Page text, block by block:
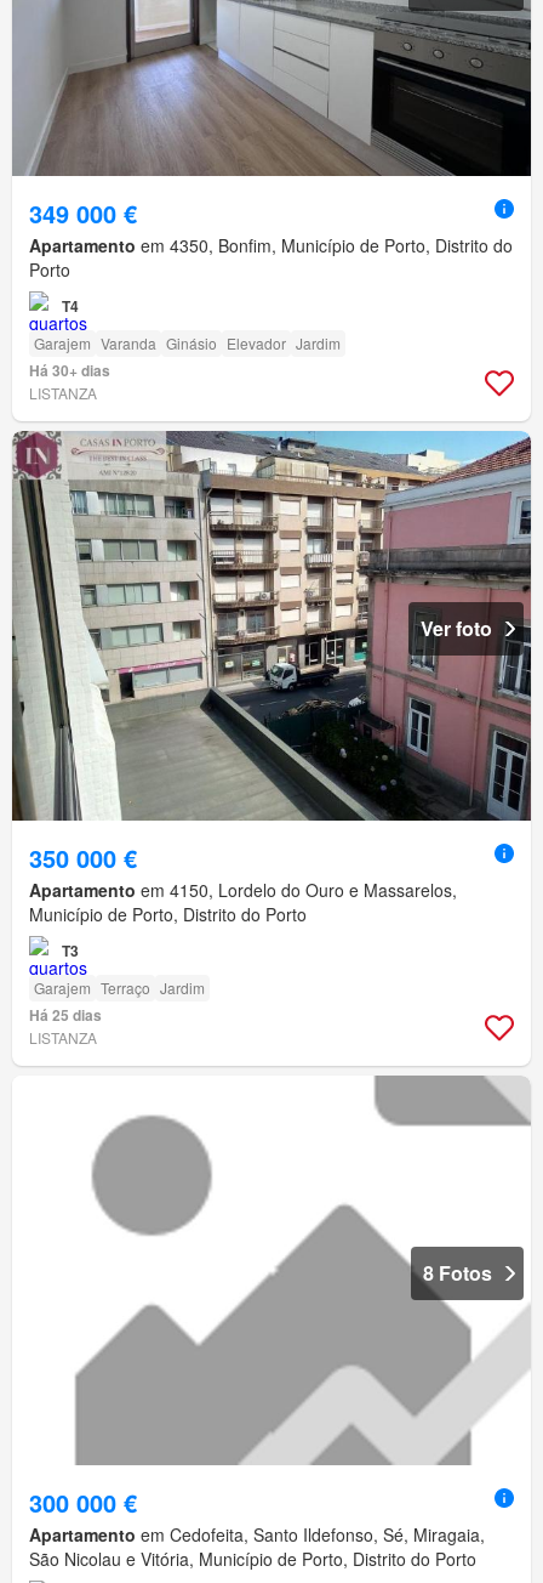
349 000 €
Apartamento em 4350, Bonfim, Município de Porto, Distrito do
Porto
T4
Garajem Varanda Ginásio Elevador Jardim
Há 30+ dias
LISTANZA
Ver foto
350 000 €
Apartamento em 4150, Lordelo do Ouro e Massarelos,
Município de Porto, Distrito do Porto
T3
Garajem Terraço Jardim
Há 25 dias
LISTANZA
8 Fotos
300 000 €
Apartamento em Cedofeita, Santo Ildefonso, Sé, Miragaia,
São Nicolau e Vitória, Município de Porto, Distrito do Porto